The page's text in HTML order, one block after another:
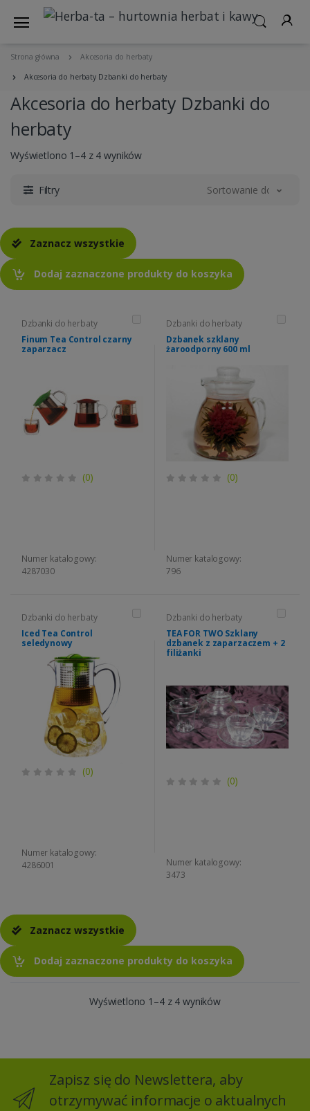
Strona główna Akcesoria do herbaty
Akcesoria do herbaty Dzbanki do herbaty
Akcesoria do herbaty Dzbanki do
herbaty
Wyświetlono 1–4 z 4 wyników
Filtry Sortowanie domyślne
Zaznacz wszystkie
Dodaj zaznaczone produkty do koszyka
Dzbanki do herbaty
Finum Tea Control czarny
zaparzacz
(0)
Numer katalogowy:
4287030
Dzbanki do herbaty
Dzbanek szklany
żaroodporny 600 ml
(0)
Numer katalogowy:
796
Dzbanki do herbaty
Iced Tea Control
seledynowy
(0)
Numer katalogowy:
4286001
Dzbanki do herbaty
TEA FOR TWO Szklany
dzbanek z zaparzaczem + 2
filiżanki
(0)
Numer katalogowy:
3473
Zaznacz wszystkie
Dodaj zaznaczone produkty do koszyka
Wyświetlono 1–4 z 4 wyników
Zapisz się do Newslettera, aby
otrzymywać informacje o aktualnych